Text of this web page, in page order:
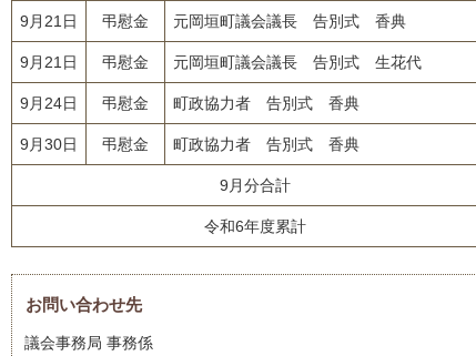
9月21日 弔慰金 元岡垣町議会議長 告別式 香典
9月21日 弔慰金 元岡垣町議会議長 告別式 生花代
9月24日 弔慰金 町政協力者 告別式 香典
9月30日 弔慰金 町政協力者 告別式 香典
9月分合計
令和6年度累計
お問い合わせ先
議会事務局 事務係